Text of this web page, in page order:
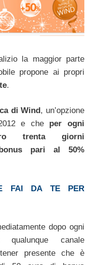
la maggior parte
propone ai propri
.
di Wind , un’opzione
e che per ogni
trenta giorni
pari al 50%
FAI DA TE PER
dopo ogni
qualunque canale
presente che è